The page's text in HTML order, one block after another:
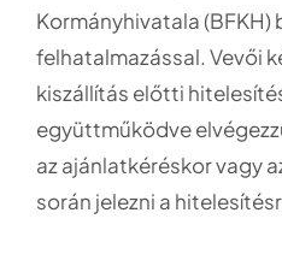
Kormányhivatala (BFKH)
felhatalmazással. Vevői
kiszállítás előtti
együttműködve
az ajánlatkéréskor vagy
során jelezni a